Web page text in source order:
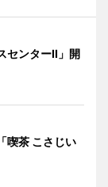
センターII」開
喫茶 こさじい